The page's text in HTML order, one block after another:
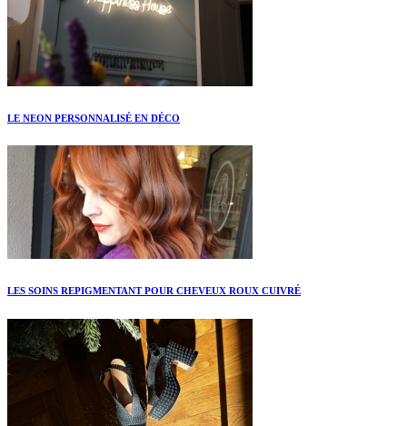
LE NEON PERSONNALISÉ EN DÉCO
LES SOINS REPIGMENTANT POUR CHEVEUX ROUX CUIVRÉ